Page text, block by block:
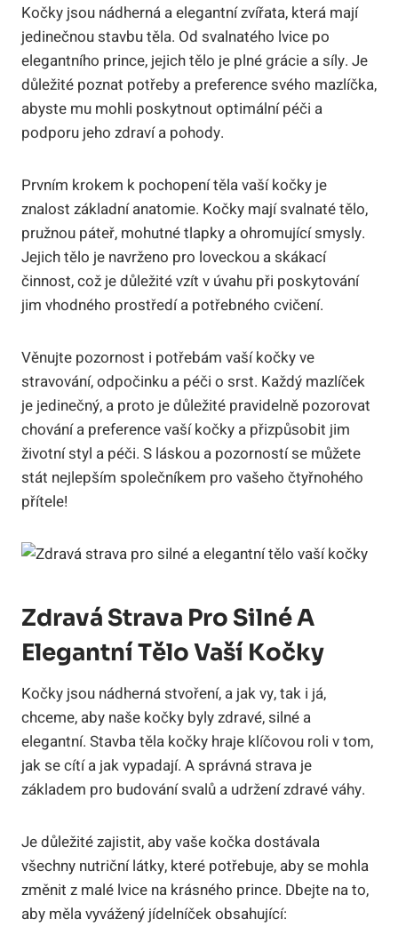
Kočky jsou nádherná a elegantní zvířata, která mají
jedinečnou stavbu těla. Od svalnatého lvice po
elegantního prince, jejich tělo je plné grácie a síly. Je
důležité poznat potřeby a preference svého mazlíčka,
abyste mu mohli poskytnout optimální péči a
podporu jeho zdraví a pohody.
Prvním krokem k pochopení těla vaší kočky je
znalost základní anatomie. Kočky mají svalnaté tělo,
pružnou páteř, mohutné tlapky a ohromující smysly.
Jejich tělo je navrženo pro loveckou a skákací
činnost, což je důležité vzít v úvahu při poskytování
jim vhodného prostředí a potřebného cvičení.
Věnujte pozornost i potřebám vaší kočky ve
stravování, odpočinku a péči o srst. Každý mazlíček
je jedinečný, a proto je důležité pravidelně pozorovat
chování a preference vaší kočky a přizpůsobit jim
životní styl a péči. S láskou a pozorností se můžete
stát nejlepším společníkem pro vašeho čtyřnohého
přítele!
Zdravá Strava Pro Silné A
Elegantní Tělo Vaší Kočky
Kočky jsou nádherná stvoření, a jak vy, tak i já,
chceme, aby naše kočky byly zdravé, silné a
elegantní. Stavba těla kočky hraje klíčovou roli v tom,
jak se cítí a jak vypadají. A správná strava je
základem pro budování svalů a udržení zdravé váhy.
Je důležité zajistit, aby vaše kočka dostávala
všechny nutriční látky, které potřebuje, aby se mohla
změnit z malé lvice na krásného prince. Dbejte na to,
aby měla vyvážený jídelníček obsahující: